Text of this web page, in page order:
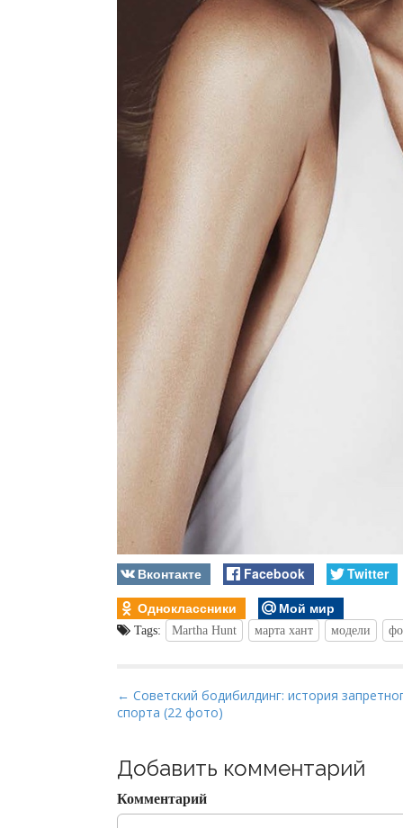
Вконтакте Facebook
Twitter
Одноклассники
Мой мир
Tags: Martha Hunt марта хант модели
P
o
t
n
a
← Советский бодибилдинг: история
спорта (22 фото)
Добавить комментарий
Комментарий